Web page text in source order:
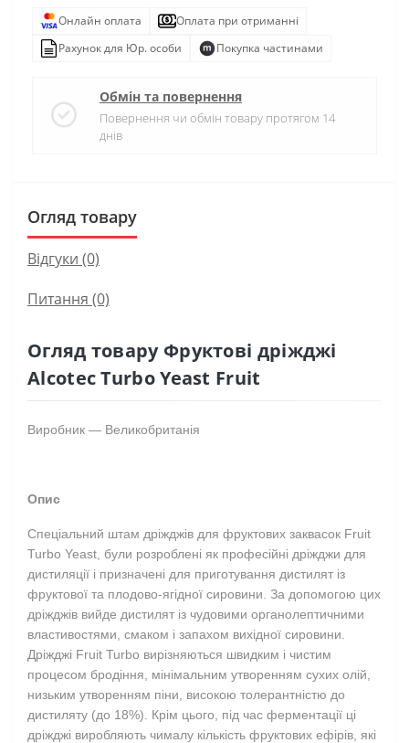
Онлайн оплата
Оплата при отриманні
Рахунок для Юр. особи
Покупка частинами
Обмін та повернення
Повернення чи обмін товару протягом 14
днів
Огляд товару
Відгуки (0)
Питання (0)
Огляд товару Фруктові дріжджі
Alcotec Turbo Yeast Fruit
Виробник — Великобританія
Опис
Спеціальний штам дріжджів для фруктових заквасок Fruit
Turbo Yeast, були розроблені як професійні дріжджи для
дистиляції і призначені для приготування дистилят із
фруктової та плодово-ягідної сировини. За допомогою цих
дріжджів вийде дистилят із чудовими органолептичними
властивостями, смаком і запахом вихідної сировини.
Дріжджі Fruit Turbo вирізняються швидким і чистим
процесом бродіння, мінімальним утворенням сухих олій,
низьким утворенням піни, високою толерантністю до
дистиляту (до 18%). Крім цього, під час ферментації ці
дріжджі виробляють чималу кількість фруктових ефірів, які